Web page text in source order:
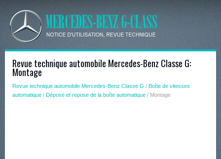
Revue technique automobile Mercedes-Benz Classe G:
Montage
Revue technique automobile Mercedes-Benz Classe G / Boîte de vitesses
automatique / Dépose et repose de la boîte automatique / Montage